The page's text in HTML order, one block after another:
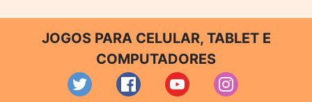
JOGOS PARA CELULAR, TABLET E
COMPUTADORES